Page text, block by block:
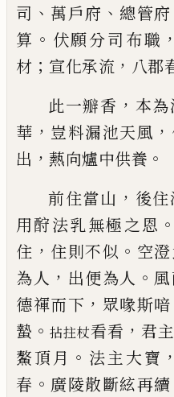
司 、 萬戶府 、 總管府
算 。 伏願分司布職 ，
材 ； 宣化承流 ， 八郡
此一瓣香 ， 本為
華 ， 豈料漏池天風 ，
出 ， 爇向爐中供養 。
前住當山 ， 後
用酧法乳無極之恩 。
住 ， 住則不似 。 空
為人 ， 出便為人 。
德禈而下 ， 眾喙斯喑
蟄 。拈拄杖看看 ， 君
鰲頂月 。 法主大寶 ，
春 。 廣陵散斷絃再續